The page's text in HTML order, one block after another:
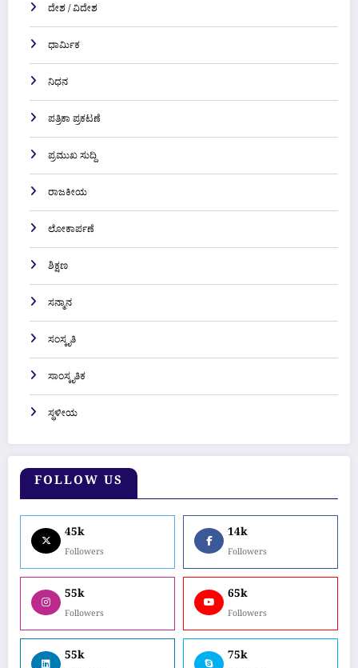
ದೇಶ / ವಿದೇಶ
ಧಾರ್ಮಿಕ
ನಿಧನ
ಪತ್ರಿಕಾ ಪ್ರಕಟಣೆ
ಪ್ರಮುಖ ಸುದ್ದಿ
ರಾಜಕೀಯ
ಲೋಕಾರ್ಪಣೆ
ಶಿಕ್ಷಣ
ಸನ್ಮಾನ
ಸಂಸ್ಕೃತಿ
ಸಾಂಸ್ಕೃತಿಕ
ಸ್ಥಳೀಯ
FOLLOW US
45k
Followers
14k
Followers
55k
Followers
65k
Followers
55k 75k